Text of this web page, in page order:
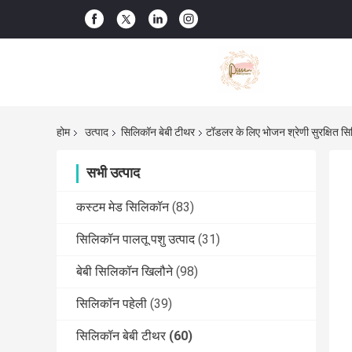
होम उत्पाद सिलिकॉन बेबी टीथर टॉडलर के लिए भोजन श्रेणी सुरक्षित
सभी उत्पाद
कस्टम मेड सिलिकॉन (83)
सिलिकॉन पालतू पशु उत्पाद (31)
बेबी सिलिकॉन खिलौने (98)
सिलिकॉन पहेली (39)
सिलिकॉन बेबी टीथर (60)